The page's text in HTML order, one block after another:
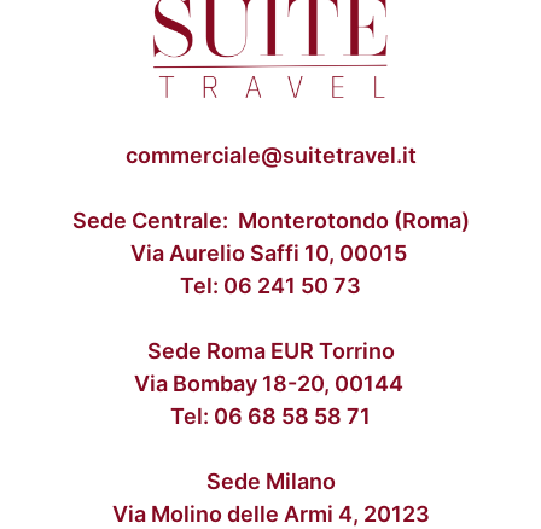
commerciale@suitetravel.it
Sede Centrale: Monterotondo (Roma)
Via Aurelio Saffi 10, 00015
Tel: 06 241 50 73
Sede Roma EUR Torrino
Via Bombay 18-20, 00144
Tel: 06 68 58 58 71
Sede Milano
Via Molino delle Armi 4, 20123